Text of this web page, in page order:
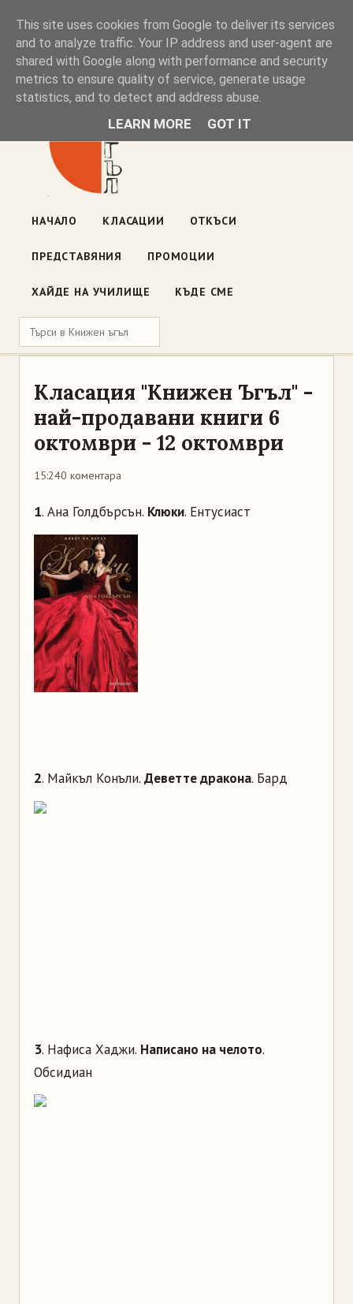
Книжен ъгъл
Блог на книжарницата — класации, откъси, нови книги
ул. „Оборище" 117, София· пон–пет 10:00–19:00 ·
НАЧАЛО КЛАСАЦИИ ОТКЪСИ
ПРЕДСТАВЯНИЯ ПРОМОЦИИ
ХАЙДЕ НА УЧИЛИЩЕ КЪДЕ СМЕ
Класация "Книжен Ъгъл" -
най-продавани книги 6
октомври - 12 октомври
15:240 коментара
1. Ана Голдбърсън. Клюки. Ентусиаст
2. Майкъл Конъли. Деветте дракона. Бард
3. Нафиса Хаджи. Написано на челото.
Обсидиан
This site uses cookies from Google to deliver its services
and to analyze traffic. Your IP address and user-agent are
shared with Google along with performance and security
metrics to ensure quality of service, generate usage
statistics, and to detect and address abuse.
LEARN MORE GOT IT